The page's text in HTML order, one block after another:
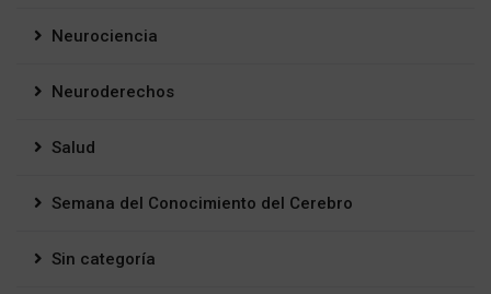
Neurociencia
Neuroderechos
Salud
Semana del Conocimiento del Cerebro
Sin categoría